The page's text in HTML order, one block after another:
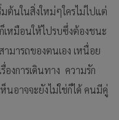
ต้นในสิ่งใหม่ๆใครไม่ไปแต่
หมือนให้ไปรบซึ่งต้องชนะ
มารถของตนเอง เหนื่อย
องการเดินทาง ความรัก
นอาจจะยังไม่ใช่ก็ได้ คนมีคู่